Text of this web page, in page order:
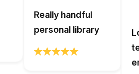
Really handful
personal library